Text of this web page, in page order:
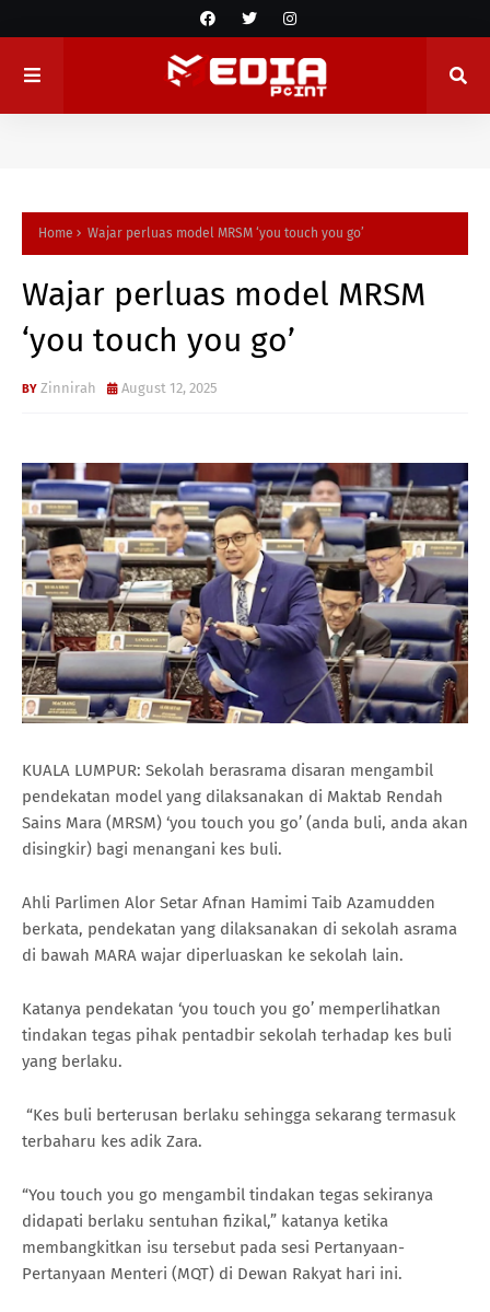
Home Wajar perluas model MRSM ‘you touch you go’
Wajar perluas model MRSM
‘you touch you go’
Zinnirah August 12, 2025
KUALA LUMPUR: Sekolah berasrama disaran mengambil
pendekatan model yang dilaksanakan di Maktab Rendah
Sains Mara (MRSM) ‘you touch you go’ (anda buli, anda akan
disingkir) bagi menangani kes buli.
Ahli Parlimen Alor Setar Afnan Hamimi Taib Azamudden
berkata, pendekatan yang dilaksanakan di sekolah asrama
di bawah MARA wajar diperluaskan ke sekolah lain.
Katanya pendekatan ‘you touch you go’ memperlihatkan
tindakan tegas pihak pentadbir sekolah terhadap kes buli
yang berlaku.
“Kes buli berterusan berlaku sehingga sekarang termasuk
terbaharu kes adik Zara.
“You touch you go mengambil tindakan tegas sekiranya
didapati berlaku sentuhan fizikal,” katanya ketika
membangkitkan isu tersebut pada sesi Pertanyaan-
Pertanyaan Menteri (MQT) di Dewan Rakyat hari ini.